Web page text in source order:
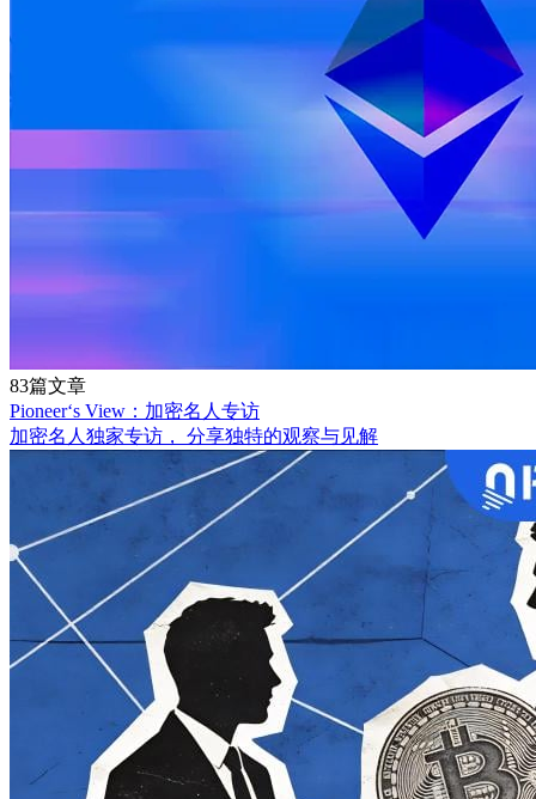
83篇文章
Pioneer‘s View：加密名人专访
加密名人独家专访， 分享独特的观察与见解